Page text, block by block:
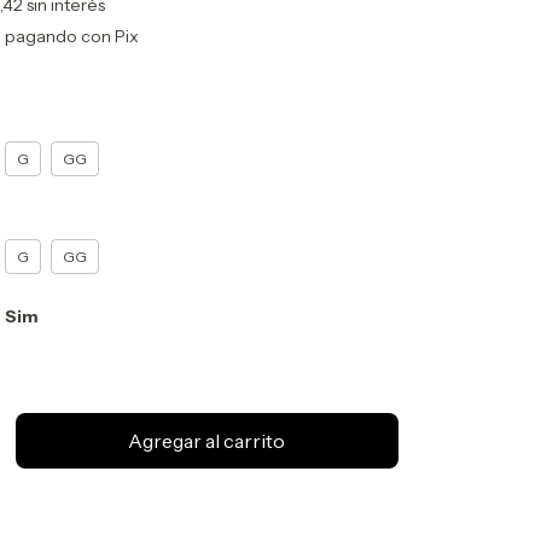
sin interés
pagando con Pix
G GG
G GG
Sim